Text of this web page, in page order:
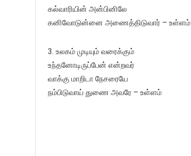
கல்வாரியின் அன்பினிலே
கனிவோடுன்னை அணைத்திடுவார் – உள்ளம்
3. உலகம் முடியும் வரைக்கும்
உந்தனோடிருப்பேன் என்றவர்
வாக்கு மாறிடா நேசரையே
நம்பிடுவாய் துணை அவரே – உள்ளம்